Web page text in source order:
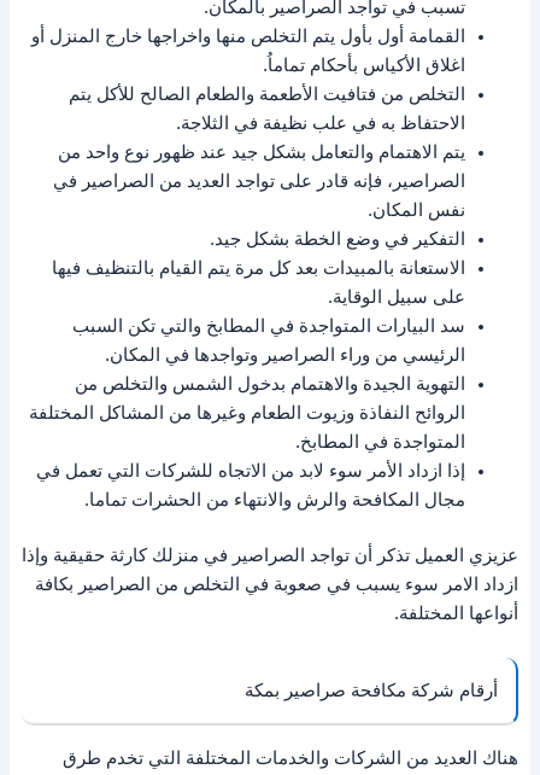
تسبب في تواجد الصراصير بالمكان.
القمامة أول بأول يتم التخلص منها واخراجها خارج المنزل أو
اغلاق الأكياس بأحكام تماماُ.
التخلص من فتافيت الأطعمة والطعام الصالح للأكل يتم
الاحتفاظ به في علب نظيفة في الثلاجة.
يتم الاهتمام والتعامل بشكل جيد عند ظهور نوع واحد من
الصراصير، فإنه قادر على تواجد العديد من الصراصير في
نفس المكان.
التفكير في وضع الخطة بشكل جيد.
الاستعانة بالمبيدات بعد كل مرة يتم القيام بالتنظيف فيها
على سبيل الوقاية.
سد البيارات المتواجدة في المطابخ والتي تكن السبب
الرئيسي من وراء الصراصير وتواجدها في المكان.
التهوية الجيدة والاهتمام بدخول الشمس والتخلص من
الروائح النفاذة وزيوت الطعام وغيرها من المشاكل المختلفة
المتواجدة في المطابخ.
إذا ازداد الأمر سوء لابد من الاتجاه للشركات التي تعمل في
مجال المكافحة والرش والانتهاء من الحشرات تماما.
عزيزي العميل تذكر أن تواجد الصراصير في منزلك كارثة حقيقية وإذا
ازداد الامر سوء يسبب في صعوبة في التخلص من الصراصير بكافة
أنواعها المختلفة.
أرقام شركة مكافحة صراصير بمكة
هناك العديد من الشركات والخدمات المختلفة التي تخدم طرق